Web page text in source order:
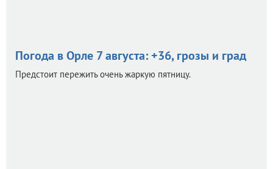
Погода в Орле 7 августа: +36, грозы и град
Предстоит пережить очень жаркую пятницу.